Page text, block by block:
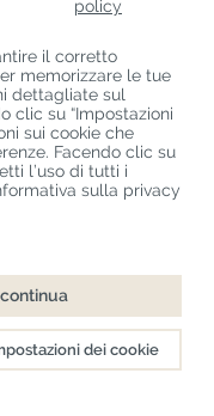
dell'azienda
policy
il corretto
memorizzare le tue
dettagliate sul
clic su “Impostazioni
sui cookie che
Facendo clic su
l’uso di tutti i
sulla privacy
dei cookie